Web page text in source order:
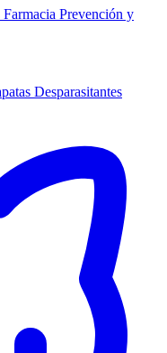
Farmacia Prevención y
Desparasitantes